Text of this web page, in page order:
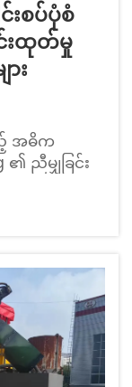
းစပ်ပုံစံ
င်းထုတ်မှု
း
ည့် အဓိက
၏ ညီမျှခြင်း
သို့ (Wetted
Manning ၏
င်းမှု အထိ
က်မှုရှိ